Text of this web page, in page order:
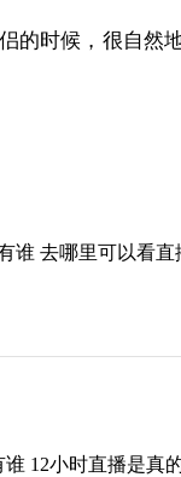
时候，很自然
谁 去哪里可以看直
12小时直播是真